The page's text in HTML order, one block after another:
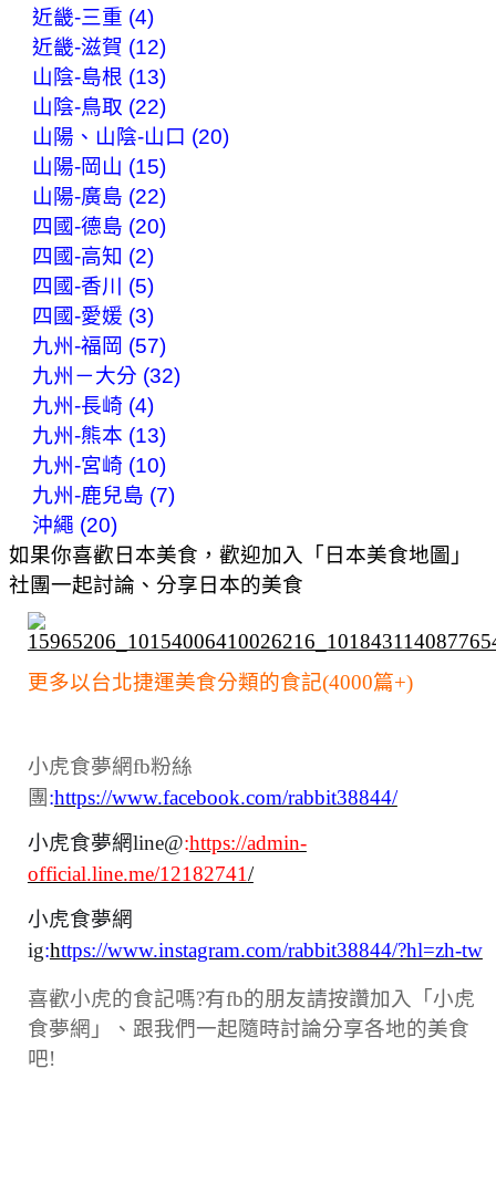
近畿-三重 (4)
近畿-滋賀 (12)
山陰-島根 (13)
山陰-鳥取 (22)
山陽、山陰-山口 (20)
山陽-岡山 (15)
山陽-廣島 (22)
四國-德島 (20)
四國-高知 (2)
四國-香川 (5)
四國-愛媛 (3)
九州-福岡 (57)
九州－大分 (32)
九州-長崎 (4)
九州-熊本 (13)
九州-宮崎 (10)
九州-鹿兒島 (7)
沖繩 (20)
如果你喜歡日本美食，歡迎加入「日本美食地圖」
社團一起討論、分享日本的美食
更多以台北捷運美食分類的食記(4000篇+)
小虎食夢網fb粉絲
團 :https://www.facebook.com/rabbit38844/
小虎食夢網line@:https://admin-
official.line.me/12182741/
小虎食夢網
ig:https://www.instagram.com/rabbit38844/?hl=zh-tw
喜歡小虎的食記嗎?有fb的朋友請按讚加入「小虎
食夢網」、跟我們一起隨時討論分享各地的美食
吧!